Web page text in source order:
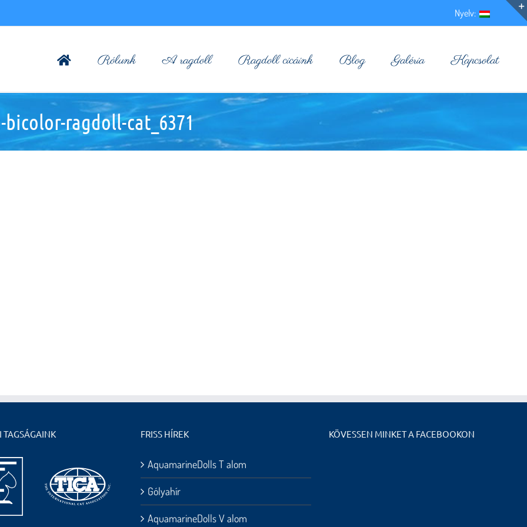
Nyelv:
Rólunk A ragdoll Ragdoll cicáink Blog Galéria Kapcsolat
ragdoll-cat_6371
TAGSÁGAINK FRISS HÍREK
AquamarineDolls T alom
Gólyahír
AquamarineDolls V alom
KÖVESSEN MINKET A FACEBOOKON